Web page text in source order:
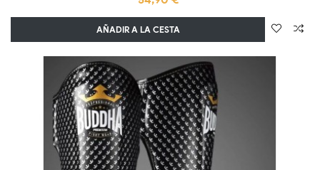
AÑADIR A LA CESTA